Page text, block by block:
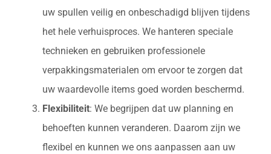
uw spullen veilig en onbeschadigd blijven tijdens
het hele verhuisproces. We hanteren speciale
technieken en gebruiken professionele
verpakkingsmaterialen om ervoor te zorgen dat
uw waardevolle items goed worden beschermd.
Flexibiliteit: We begrijpen dat uw planning en
behoeften kunnen veranderen. Daarom zijn we
flexibel en kunnen we ons aanpassen aan uw